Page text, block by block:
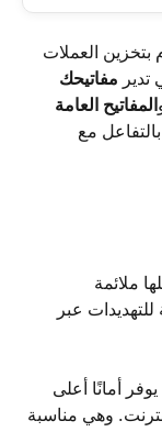
بتخزين العملات
تدير مفاتيحك
المفاتيح العامة
مع
ملائمة
عبر
أمانًا أعلى
وهي مناسبة